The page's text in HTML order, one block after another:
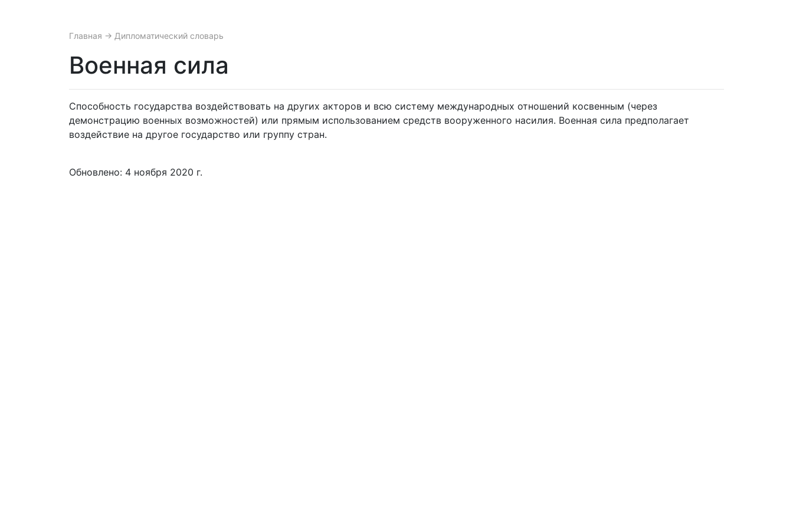
Главная → Дипломатический словарь
Военная сила
Способность государства воздействовать на других акторов и всю систему международных отношений косвенным (через
демонстрацию военных возможностей) или прямым использованием средств вооруженного насилия. Военная сила предполагает
воздействие на другое государство или группу стран.
Обновлено: 4 ноября 2020 г.